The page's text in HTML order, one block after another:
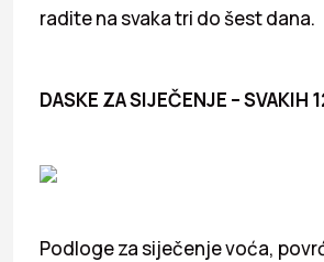
radite na svaka tri do šest dana.
DASKE ZA SIJEČENJE – SVAKIH
Podloge za siječenje voća,